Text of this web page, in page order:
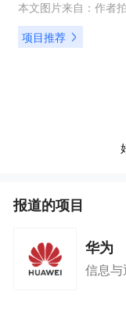
本文图片来自： 作者
项目推荐
报道的项目
华为
信息与